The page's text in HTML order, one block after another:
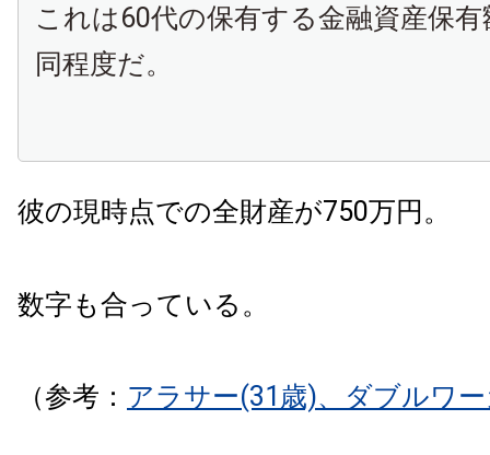
これは60代の保有する金融資産保
同程度だ。
彼の現時点での全財産が750万円。
数字も合っている。
（参考： アラサー(31歳)、ダブルワ